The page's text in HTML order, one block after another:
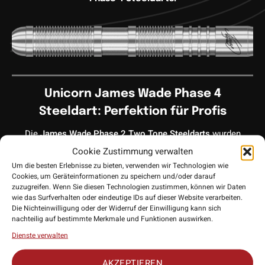
Cookie Zustimmung verwalten
Um die besten Erlebnisse zu bieten, verwenden wir Technologien wie
Cookies, um Geräteinformationen zu speichern und/oder darauf
zuzugreifen. Wenn Sie diesen Technologien zustimmen, können wir Daten
wie das Surfverhalten oder eindeutige IDs auf dieser Website verarbeiten.
Die Nichteinwilligung oder der Widerruf der Einwilligung kann sich
nachteilig auf bestimmte Merkmale und Funktionen auswirken.
Dienste verwalten
Unicorn James Wade Phase 4
Steeldart: Perfektion für Profis
DieJames Wade Phase 2 Two Tone Steeldartswurden
speziell entwickelt, um den höchsten Anforderungen von
James Wade gerecht zu werden – einem der besten
Dartspieler der Welt. Diese Darts kombinieren elegantes
Design mit außergewöhnlicher Funktionalität und wurden auf
Basis von Anderson’s exakten Spezifikationen gefertigt, um
Spielern auf allen Niveaus herausragende Präzision und